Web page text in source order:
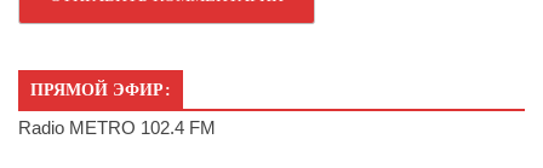
ПРЯМОЙ ЭФИР:
Radio METRO 102.4 FM